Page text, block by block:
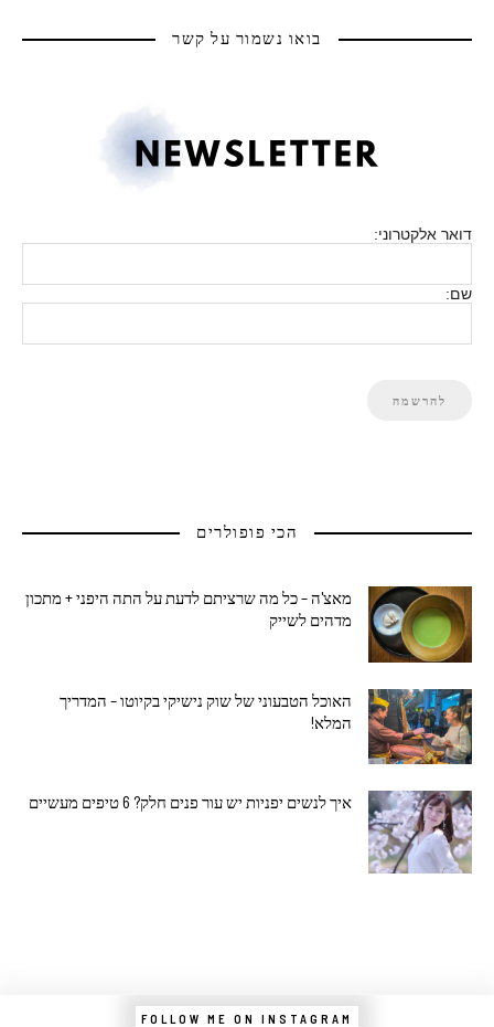
בואו נשמור על קשר
דואר אלקטרוני:
שם:
הכי פופולרים
מאצ'ה – כל מה שרציתם לדעת על התה היפני + מתכון
מדהים לשייק
האוכל הטבעוני של שוק נישיקי בקיוטו – המדריך
המלא!
איך לנשים יפניות יש עור פנים חלק? 6 טיפים מעשיים
FOLLOW ME ON INSTAGRAM